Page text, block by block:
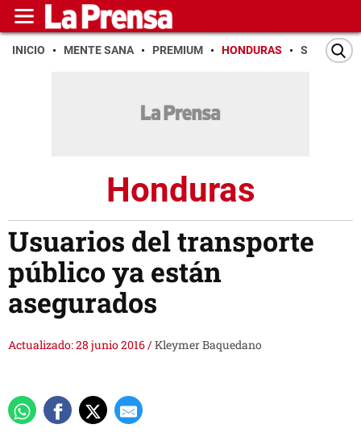
INICIO MENTE SANA PREMIUM HONDURAS SAN PEDRO
Honduras
Usuarios del transporte
público ya están
asegurados
Actualizado: 28 junio 2016/Kleymer Baquedano